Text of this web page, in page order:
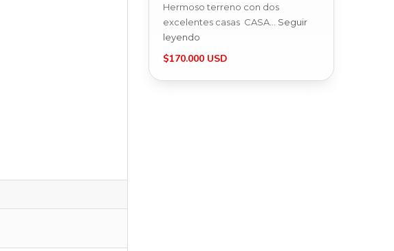
Hermoso terreno con dos
excelentes casas CASA… Seguir
leyendo
$170.000 USD